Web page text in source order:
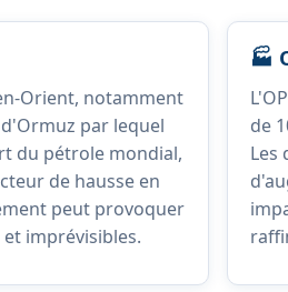
Orient, notamment
par lequel
du pétrole mondial,
de hausse en
peut provoquer
imprévisibles.
🏭
de
Les